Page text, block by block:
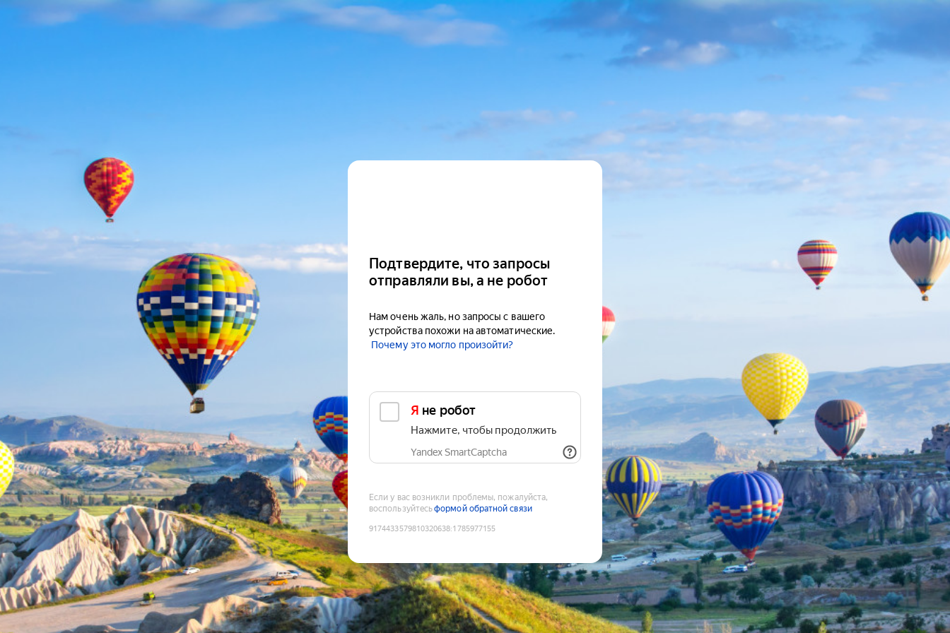
Подтвердите, что запросы
отправляли вы, а не робот
Нам очень жаль, но запросы с вашего
устройства похожи на автоматические.
Почему это могло произойти?
Я не робот
Нажмите, чтобы продолжить
Yandex SmartCaptcha
Если у вас возникли проблемы, пожалуйста,
воспользуйтесьформой обратной связи
9174433579810320638:1785977155